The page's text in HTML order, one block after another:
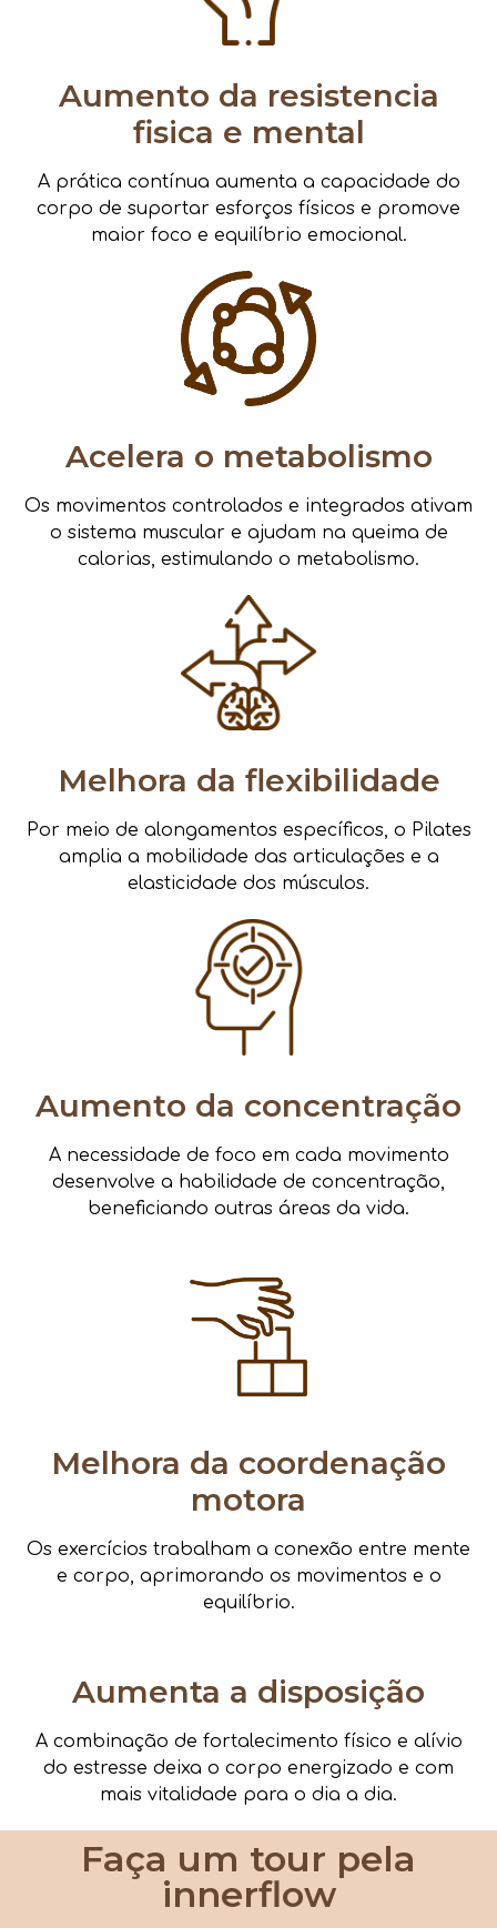
Aumento da resistencia
fisica e mental
A prática contínua aumenta a capacidade do
corpo de suportar esforços físicos e promove
maior foco e equilíbrio emocional.
Acelera o metabolismo
Os movimentos controlados e integrados ativam
o sistema muscular e ajudam na queima de
calorias, estimulando o metabolismo.
Melhora da flexibilidade
Por meio de alongamentos específicos, o Pilates
amplia a mobilidade das articulações e a
elasticidade dos músculos.
Aumento da concentração
A necessidade de foco em cada movimento
desenvolve a habilidade de concentração,
beneficiando outras áreas da vida.
Melhora da coordenação
motora
Os exercícios trabalham a conexão entre mente
e corpo, aprimorando os movimentos e o
equilíbrio.
Aumenta a disposição
A combinação de fortalecimento físico e alívio
do estresse deixa o corpo energizado e com
mais vitalidade para o dia a dia.
Faça um tour pela
innerflow